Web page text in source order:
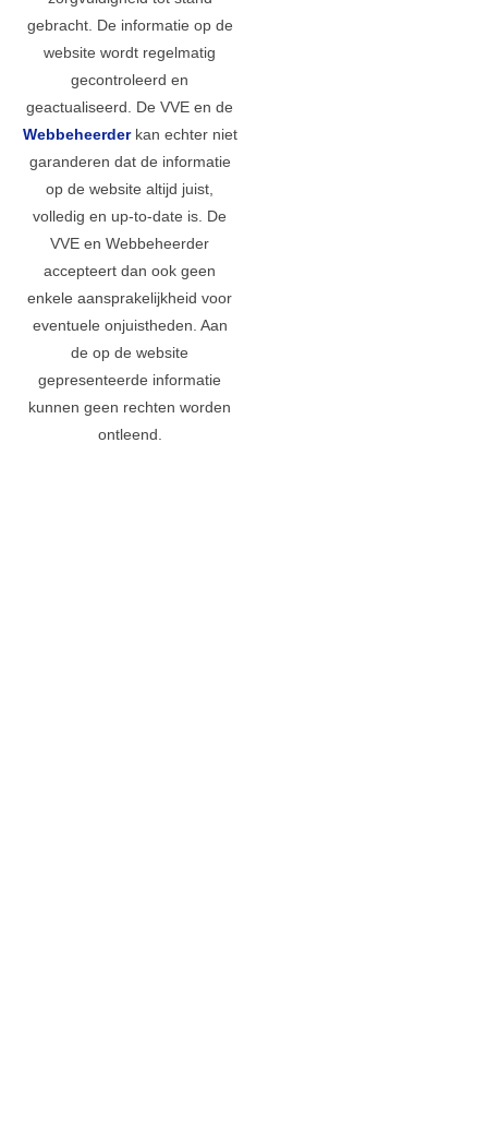
gebracht. De informatie op de
website wordt regelmatig
gecontroleerd en
geactualiseerd. De VVE en de
Webbeheerderkan echter niet
garanderen dat de informatie
op de website altijd juist,
volledig en up-to-date is. De
VVE en Webbeheerder
accepteert dan ook geen
enkele aansprakelijkheid voor
eventuele onjuistheden. Aan
de op de website
gepresenteerde informatie
kunnen geen rechten worden
ontleend.